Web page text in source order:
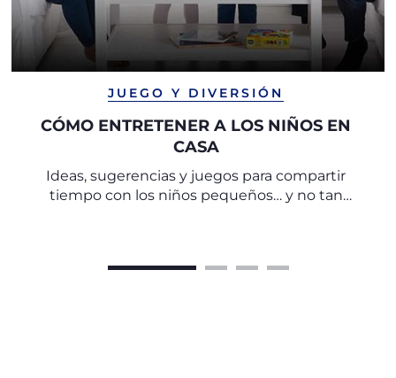
JUEGO Y DIVERSIÓN
CÓMO ENTRETENER A LOS NIÑOS EN
CASA
Ideas, sugerencias y juegos para compartir
tiempo con los niños pequeños… y no tan